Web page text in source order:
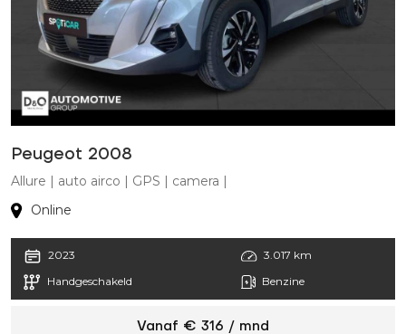
Peugeot 2008
Allure | auto airco | GPS | camera |
Online
2023
3.017 km
Handgeschakeld
Benzine
Vanaf € 316 / mnd